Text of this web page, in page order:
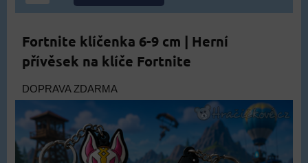
Fortnite klíčenka 6-9 cm | Herní
přívěsek na klíče Fortnite
DOPRAVA ZDARMA